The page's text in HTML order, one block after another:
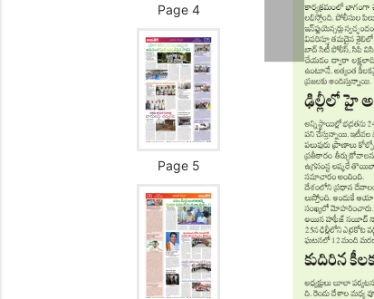
Page 4
Page 5